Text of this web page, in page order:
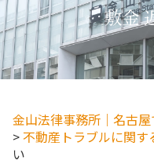
敷金
金山法律事務所｜名古
>不動産トラブルに関す
い